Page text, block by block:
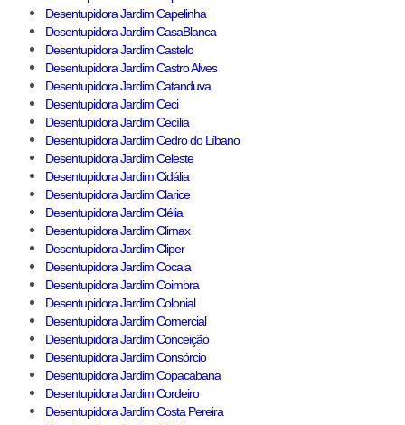
Desentupidora Jardim Capelinha
Desentupidora Jardim CasaBlanca
Desentupidora Jardim Castelo
Desentupidora Jardim Castro Alves
Desentupidora Jardim Catanduva
Desentupidora Jardim Ceci
Desentupidora Jardim Cecília
Desentupidora Jardim Cedro do Líbano
Desentupidora Jardim Celeste
Desentupidora Jardim Cidália
Desentupidora Jardim Clarice
Desentupidora Jardim Clélia
Desentupidora Jardim Climax
Desentupidora Jardim Cliper
Desentupidora Jardim Cocaia
Desentupidora Jardim Coimbra
Desentupidora Jardim Colonial
Desentupidora Jardim Comercial
Desentupidora Jardim Conceição
Desentupidora Jardim Consórcio
Desentupidora Jardim Copacabana
Desentupidora Jardim Cordeiro
Desentupidora Jardim Costa Pereira